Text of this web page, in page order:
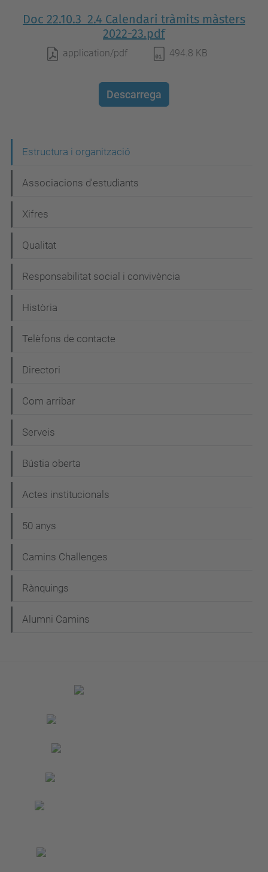
Doc 22.10.3_2.4 Calendari tràmits màsters
2022-23.pdf
application/pdf 494.8 KB
Descarrega
a
v
g
a
i
ó
Estructura i organització
Associacions d'estudiants
Xifres
Qualitat
Responsabilitat social i convivència
Història
Telèfons de contacte
Directori
Com arribar
Serveis
Bústia oberta
Actes institucionals
50 anys
Camins Challenges
Rànquings
Alumni Camins